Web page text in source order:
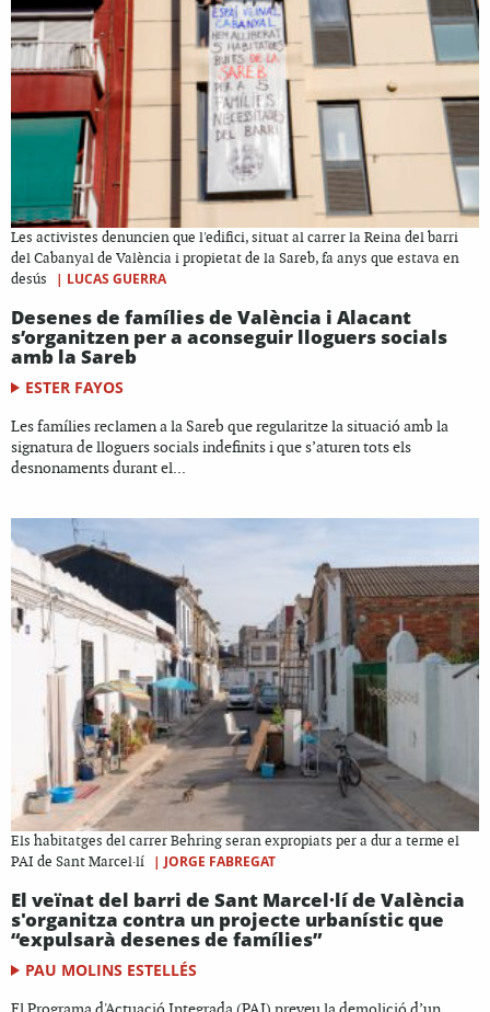
Les activistes denuncien que l'edifici, situat al carrer la Reina del barri
del Cabanyal de València i propietat de la Sareb, fa anys que estava en
desús
| LUCAS GUERRA
Desenes de famílies de València i Alacant
s’organitzen per a aconseguir lloguers socials
amb la Sareb
ESTER FAYOS
Les famílies reclamen a la Sareb que regularitze la situació amb la
signatura de lloguers socials indefinits i que s’aturen tots els
desnonaments durant el...
Els habitatges del carrer Behring seran expropiats per a dur a terme el
PAI de Sant Marcel·lí
| JORGE FABREGAT
El veïnat del barri de Sant Marcel·lí de València
s'organitza contra un projecte urbanístic que
“expulsarà desenes de famílies”
PAU MOLINS ESTELLÉS